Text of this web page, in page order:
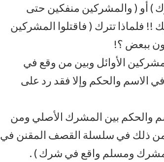
) أو ( والمشركين منفكين حتى
فلماذا تترك ( فاقتلوا المشركين
ببعض ؟!
الأوائل وبين من وقع في
الاسم والحكم وإلا فقد رد على
والحكم بين المشرك الأصلي ومن
من ذلك في سلسلة القصف المقنن في
( مشرك ومسلم واقع في شرك ) .